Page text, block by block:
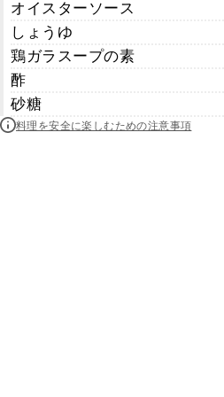
オイスターソース
しょうゆ
鶏ガラスープの素
酢
砂糖
料理を安全に楽しむための注意事項